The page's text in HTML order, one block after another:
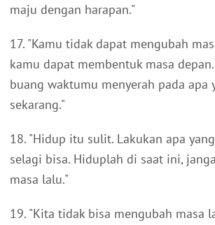
maju dengan harapan."
17. "Kamu tidak dapat mengubah
kamu dapat membentuk masa
buang waktumu menyerah pada apa
sekarang."
18. "Hidup itu sulit. Lakukan apa
selagi bisa. Hiduplah di saat ini,
masa lalu."
19. "Kita tidak bisa mengubah masa